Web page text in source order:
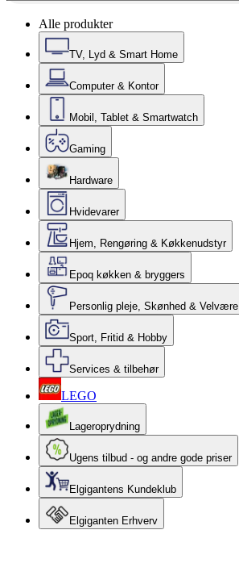
Alle produkter
TV, Lyd & Smart Home
Computer & Kontor
Mobil, Tablet & Smartwatch
Gaming
Hardware
Hvidevarer
Hjem, Rengøring & Køkkenudstyr
Epoq køkken & bryggers
Personlig pleje, Skønhed & Velvære
Sport, Fritid & Hobby
Services & tilbehør
LEGO
Lageroprydning
Ugens tilbud - og andre gode priser
Elgigantens Kundeklub
Elgiganten Erhverv